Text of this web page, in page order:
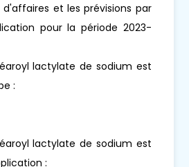
et les prévisions par
pour la période 2023-
lactylate de sodium est
:
lactylate de sodium est
: